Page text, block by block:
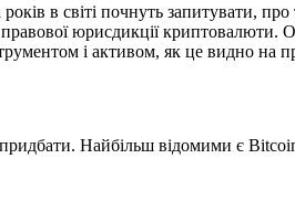
в світі почнуть запитувати,
правової юрисдикції
і активом, як це видно на
Найбільш відомими є